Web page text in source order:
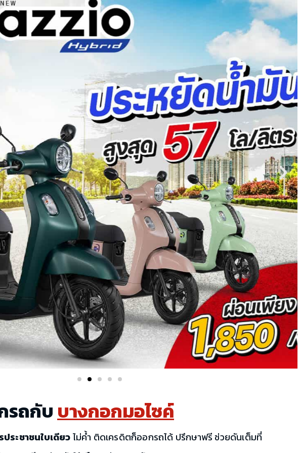
รถกับ บางกอกมอไซค์
ระชาชนใบเดียวไม่ค้ำ ติดเครดิตก็ออกรถได้ ปรึกษาฟรี ช่วยดันเต็มที่